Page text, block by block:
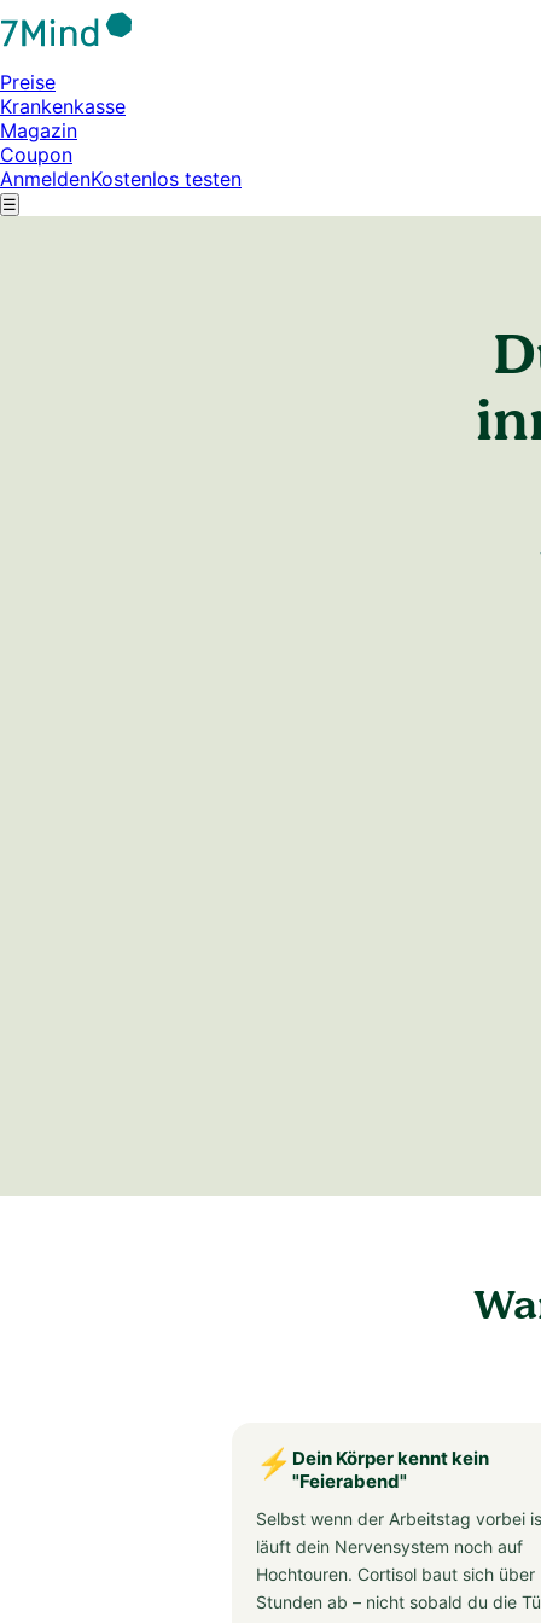
Preise
Krankenkasse
Magazin
Coupon
AnmeldenKostenlos testen
☰
⚡ Dein Körper kennt kein
"Feierabend"
Selbst wenn der Arbeitstag vorbei
läuft dein Nervensystem noch auf
Hochtouren. Cortisol baut sich über
Stunden ab – nicht sobald du die